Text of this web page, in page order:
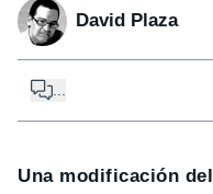
David Plaza
Una modificación